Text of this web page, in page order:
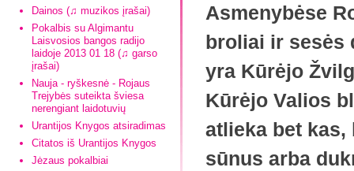
Dainos (♫ muzikos įrašai)
Pokalbis su Algimantu
Laisvosios bangos radijo
laidoje 2013 01 18 (♫ garso
įrašai)
Nauja - ryškesnė - Rojaus
Trejybės suteikta šviesa
nerengiant laidotuvių
Urantijos Knygos atsiradimas
Citatos iš Urantijos Knygos
Jėzaus pokalbiai
Asmenybėse
broliai ir sesės
yra Kūrėjo
Kūrėjo Valios
atlieka bet
sūnus arba